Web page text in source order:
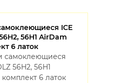
ICE
56H1 AirDam
6 латок